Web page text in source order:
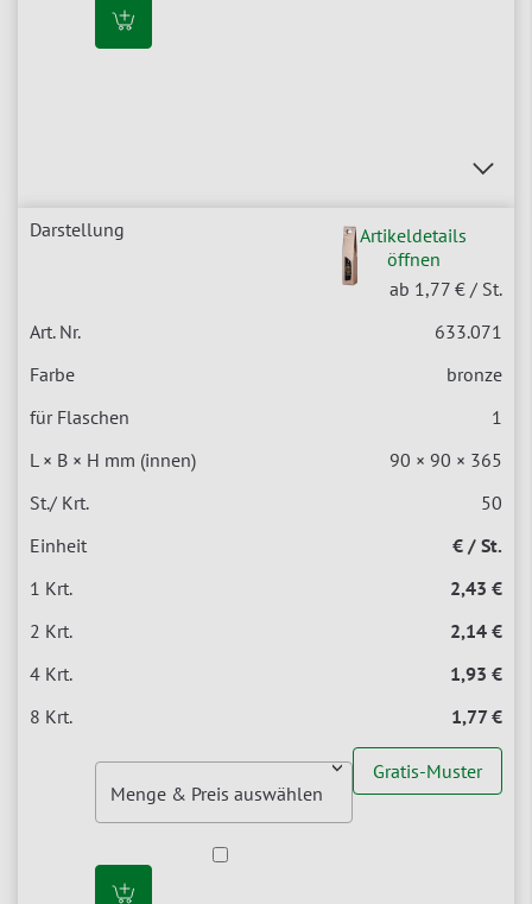
Artikeldetails
öffnen
ab 1,77 € / St.
633.071
bronze
1
90 × 90 × 365
50
€ / St.
2,43 €
2,14 €
1,93 €
1,77 €
Gratis-Muster